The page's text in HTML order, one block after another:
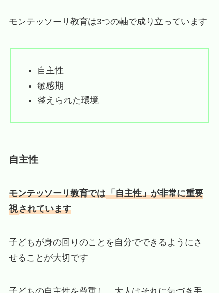
モンテッソーリ教育は3つの軸で成り立っています
自主性
敏感期
整えられた環境
自主性
モンテッソーリ教育では「自主性」が非常に重要
視されています
子どもが身の回りのことを自分でできるようにさ
せることが大切です
子どもの自主性を尊重し、大人はそれに気づき手